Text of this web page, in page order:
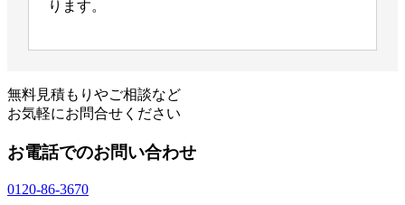
ります。
無料見積もりやご相談など
お気軽にお問合せください
お電話でのお問い合わせ
0120-86-3670